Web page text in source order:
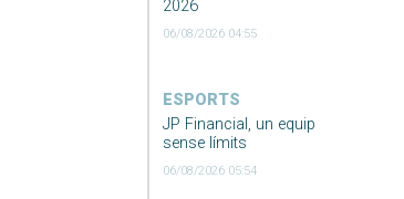
2026
06/08/2026 04:55
ESPORTS
JP Financial, un equip
sense límits
06/08/2026 05:54